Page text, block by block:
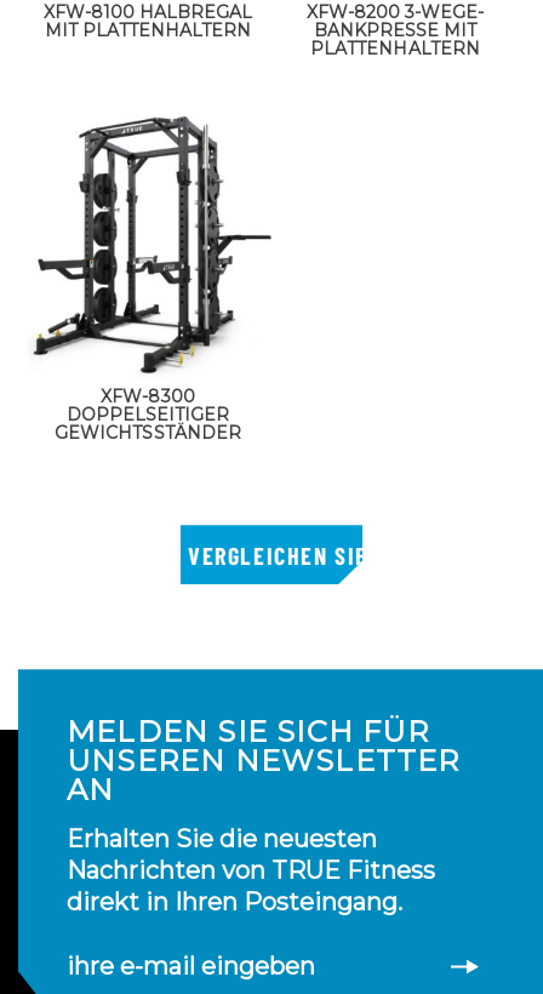
XFW-8100 HALBREGAL
MIT PLATTENHALTERN
XFW-8200 3-WEGE-
BANKPRESSE MIT
PLATTENHALTERN
XFW-8300
DOPPELSEITIGER
GEWICHTSSTÄNDER
MELDEN SIE SICH FÜR
UNSEREN NEWSLETTER
AN
Erhalten Sie die neuesten
Nachrichten von TRUE Fitness
direkt in Ihren Posteingang.
ihre e-mail eingeben